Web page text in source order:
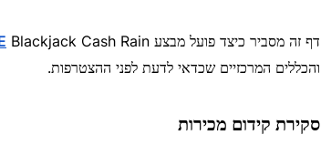
דף זה מסביר כיצד פועל מבצע
והכללים המרכזיים שכדאי לדעת לפני ההצטרפות.
סקירת קידום מכירות